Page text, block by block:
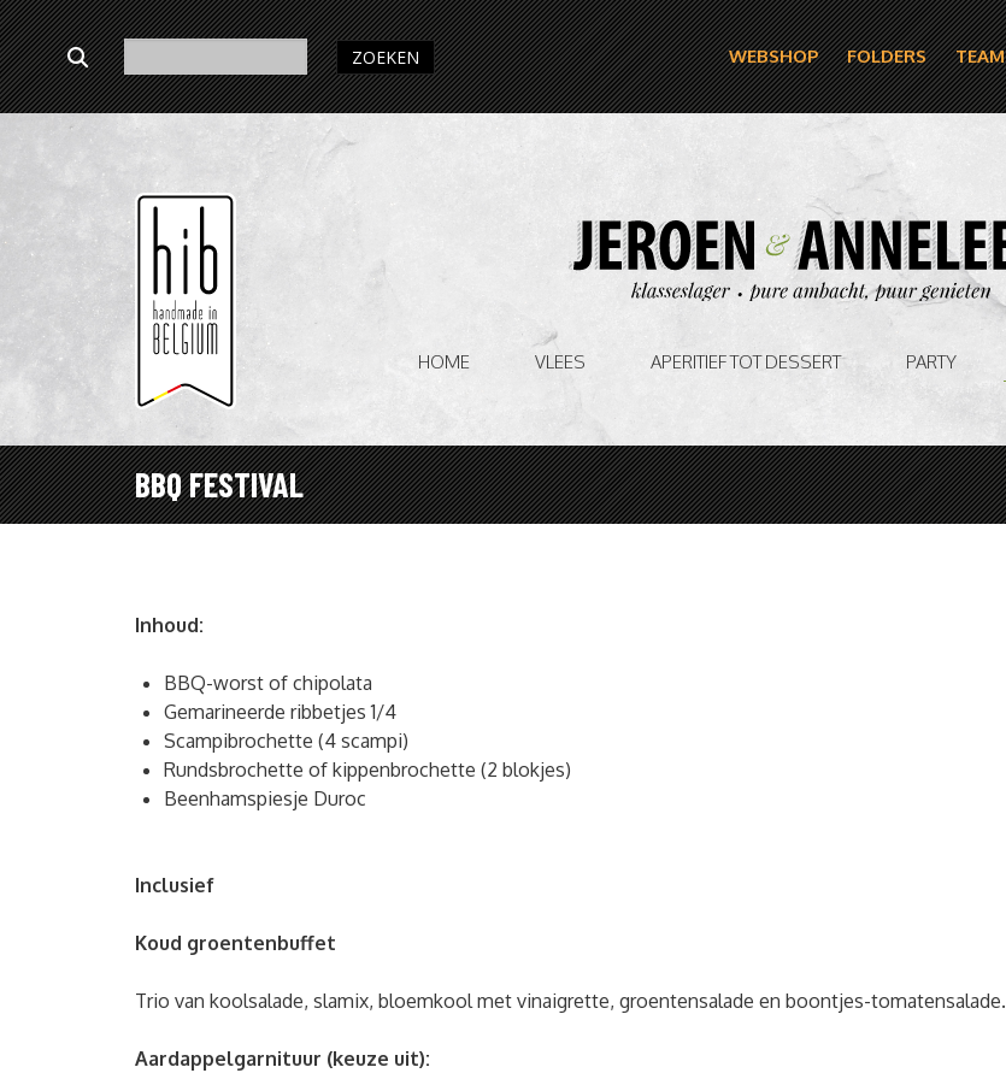
ZOEKEN WEBSHOP FOLDERS TEAM
HOME VLEES APERITIEF TOT DESSERT PARTY
BBQ FESTIVAL
Inhoud:
BBQ-worst of chipolata
Gemarineerde ribbetjes 1/4
Scampibrochette (4 scampi)
Rundsbrochette of kippenbrochette (2 blokjes)
Beenhamspiesje Duroc
Inclusief
Koud groentenbuffet
Trio van koolsalade, slamix, bloemkool met vinaigrette, groentensalade en boontjes-tomatensalade.
Aardappelgarnituur (keuze uit):